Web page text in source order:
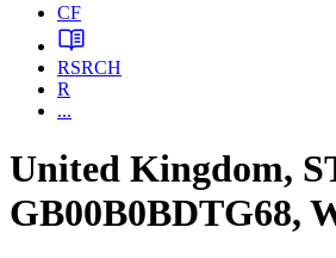
CF
RSRCH
R
...
United Kingdom,
GB00B0BDTG68,